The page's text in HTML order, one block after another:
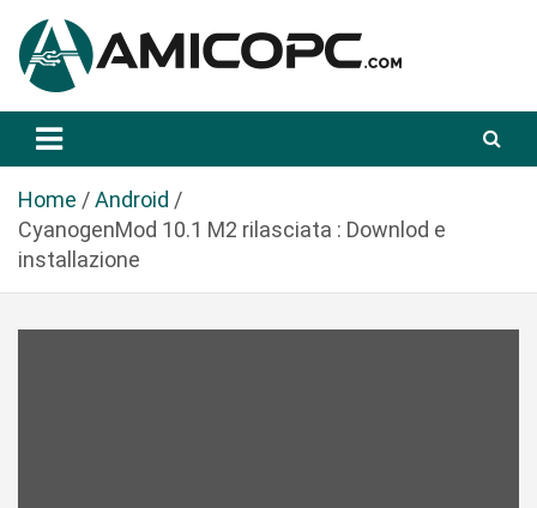
a
Amicopc.com
Home
Android
CyanogenMod 10.1 M2 rilasciata : Downlod e
installazione